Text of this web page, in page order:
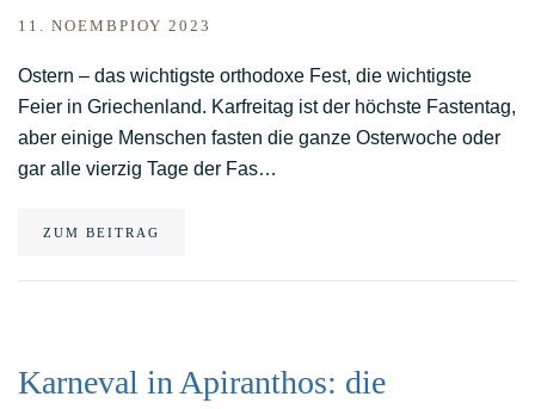
11. ΝΟΕΜΒΡΊΟΥ 2023
Ostern – das wichtigste orthodoxe Fest, die wichtigste
Feier in Griechenland. Karfreitag ist der höchste Fastentag,
aber einige Menschen fasten die ganze Osterwoche oder
gar alle vierzig Tage der Fas…
ZUM BEITRAG
Karneval in Apiranthos: die